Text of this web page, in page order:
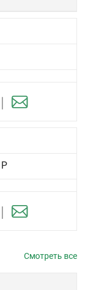
Р
Смотреть все